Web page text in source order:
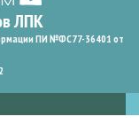
ПИ №ФС77-36401 от